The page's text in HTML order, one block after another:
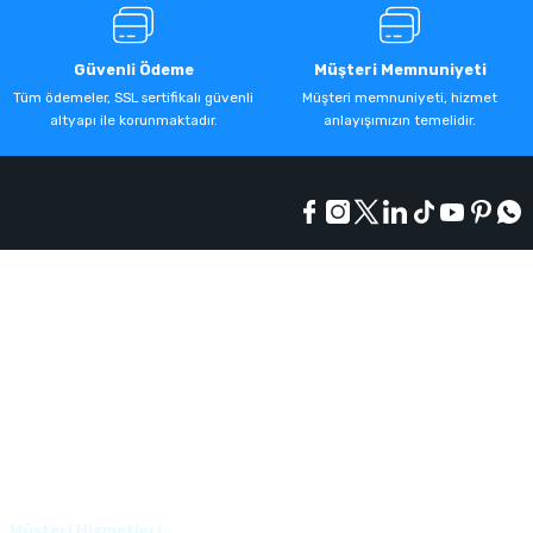
Güvenli Ödeme
Tüm ödemeler, SSL sertifikalı güvenli
altyapı ile korunmaktadır.
Müşteri Memnuniyeti
Müşteri memnuniyeti, hizmet
anlayışımızın temelidir.